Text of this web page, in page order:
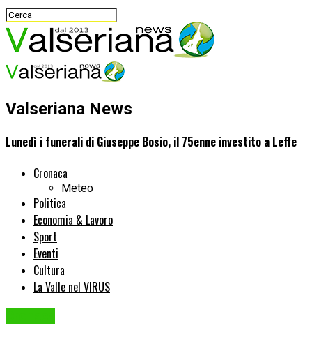
Valseriana News
Lunedì i funerali di Giuseppe Bosio, il 75enne investito a Leffe
Cronaca
Meteo
Politica
Economia & Lavoro
Sport
Eventi
Cultura
La Valle nel VIRUS